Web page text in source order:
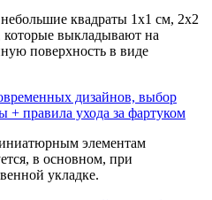
квадраты 1х1 см, 2х2
которые выкладывают на
поверхность в виде
элементам
в основном, при
укладке.